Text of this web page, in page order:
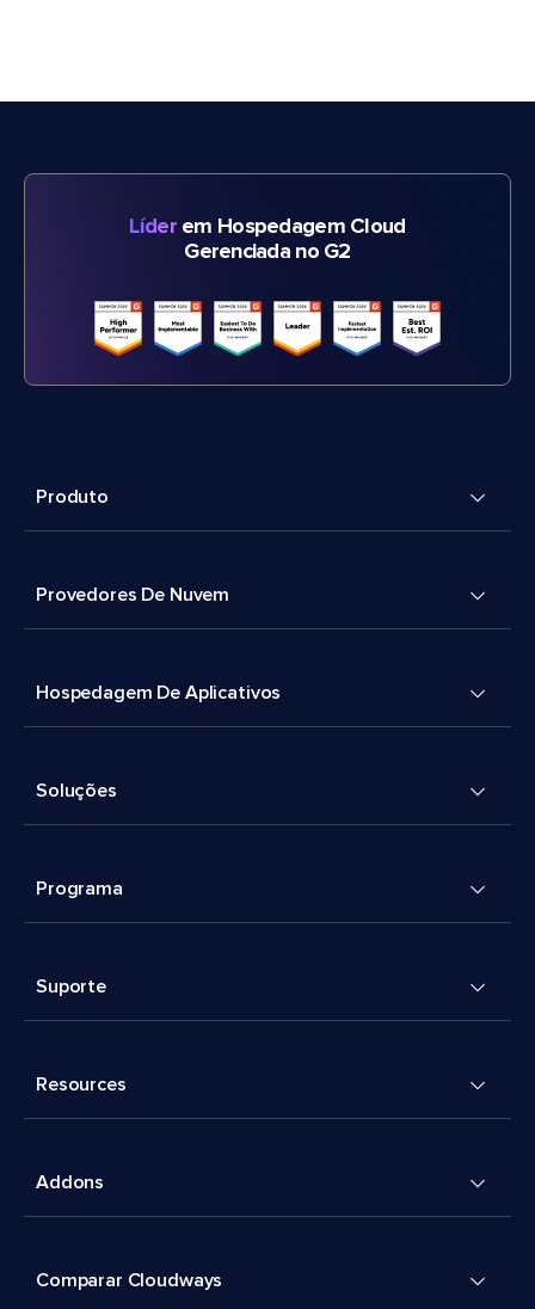
Líderem Hospedagem Cloud
Gerenciada no G2
Produto
Provedores De Nuvem
Hospedagem De Aplicativos
Soluções
Programa
Suporte
Resources
Addons
Comparar Cloudways